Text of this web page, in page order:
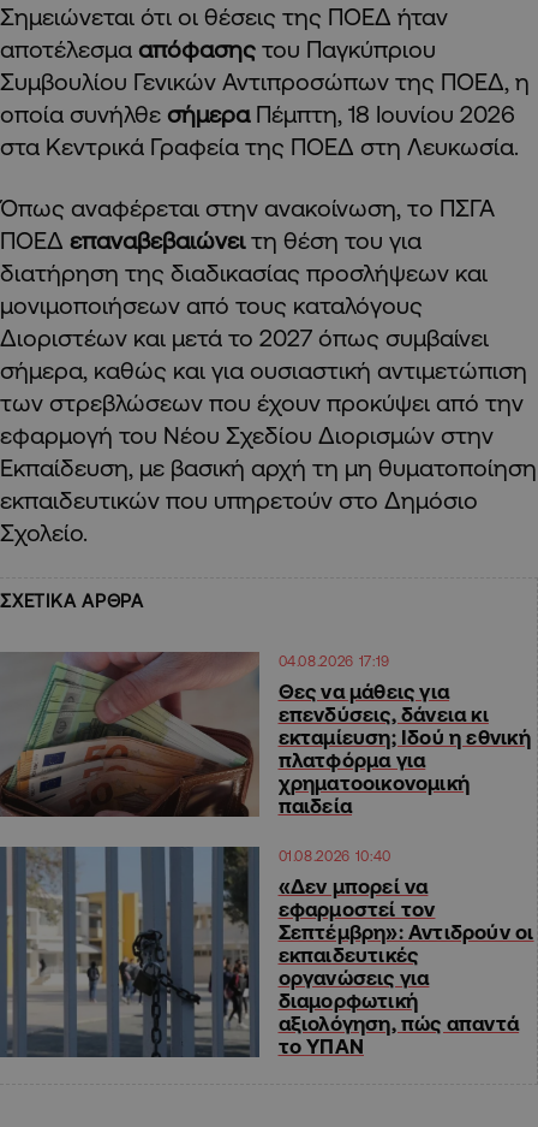
Σημειώνεται ότι οι θέσεις της ΠΟΕΔ ήταν
αποτέλεσμα απόφασης του Παγκύπριου
Συμβουλίου Γενικών Αντιπροσώπων της ΠΟΕΔ, η
οποία συνήλθε σήμερα Πέμπτη, 18 Ιουνίου 2026
στα Κεντρικά Γραφεία της ΠΟΕΔ στη Λευκωσία.
Όπως αναφέρεται στην ανακοίνωση, τo ΠΣΓΑ
ΠΟΕΔ επαναβεβαιώνειτη θέση του για
διατήρηση της διαδικασίας προσλήψεων και
μονιμοποιήσεων από τους καταλόγους
Διοριστέων και μετά το 2027 όπως συμβαίνει
σήμερα, καθώς και για ουσιαστική αντιμετώπιση
των στρεβλώσεων που έχουν προκύψει από την
εφαρμογή του Νέου Σχεδίου Διορισμών στην
Εκπαίδευση, με βασική αρχή τη μη θυματοποίηση
εκπαιδευτικών που υπηρετούν στο Δημόσιο
Σχολείο.
ΣΧΕΤΙΚΑ ΑΡΘΡΑ
04.08.2026 17:19
Θες να μάθεις για
επενδύσεις, δάνεια κι
εκταμίευση; Ιδού η εθνική
πλατφόρμα για
χρηματοοικονομική
παιδεία
01.08.2026 10:40
«Δεν μπορεί να
εφαρμοστεί τον
Σεπτέμβρη»: Αντιδρούν οι
εκπαιδευτικές
οργανώσεις για
διαμορφωτική
αξιολόγηση, πώς απαντά
το ΥΠΑΝ